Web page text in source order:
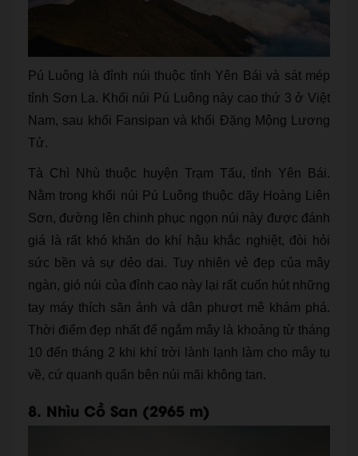
Pú Luông là đỉnh núi thuộc tỉnh Yên Bái và sát mép
tỉnh Sơn La. Khối núi Pú Luông này cao thứ 3 ở Việt
Nam, sau khối Fansipan và khối Đặng Mộng Lương
Tử.
Tà Chì Nhù thuộc huyện Trạm Tấu, tỉnh Yên Bái.
Nằm trong khối núi Pú Luông thuộc dãy Hoàng Liên
Sơn, đường lên chinh phục ngọn núi này được đánh
giá là rất khó khăn do khí hậu khắc nghiệt, đòi hỏi
sức bền và sự dẻo dai. Tuy nhiên vẻ đẹp của mây
ngàn, gió núi của đỉnh cao này lại rất cuốn hút những
tay máy thích săn ảnh và dân phượt mê khám phá.
Thời điểm đẹp nhất để ngắm mây là khoảng từ tháng
10 đến tháng 2 khi khí trời lành lạnh làm cho mây tụ
về, cứ quanh quẩn bên núi mãi không tan.
8. Nhìu Cồ San (2965 m)